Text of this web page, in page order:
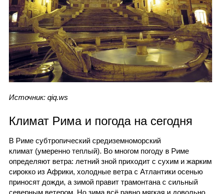
Источник: qiq.ws
Климат Рима и погода на сегодня
В Риме субтропический средиземноморский
климат (умеренно теплый). Во многом погоду в Риме
определяют ветра: летний зной приходит с сухим и жарким
сирокко из Африки, холодные ветра с Атлантики осенью
приносят дожди, а зимой правит трамонтана с сильный